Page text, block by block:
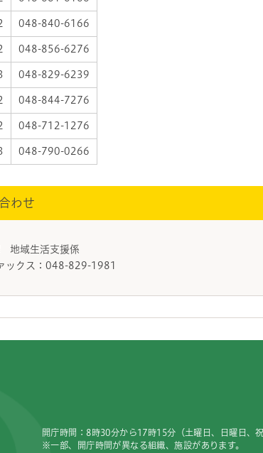
048-840-6166
048-856-6276
048-829-6239
048-844-7276
048-712-1276
048-790-0266
わせ
地域生活支援係
ックス：048-829-1981
開庁時間：8時30分から17時15分（土曜日、日曜日、
※一部、開庁時間が異なる組織、施設があります。